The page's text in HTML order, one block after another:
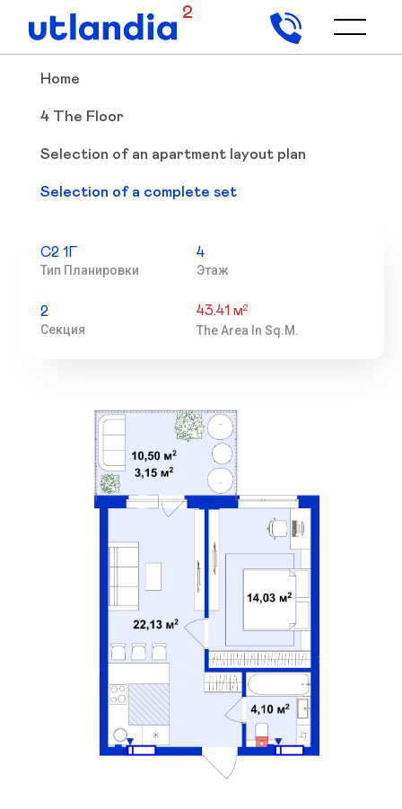
2
Home
4 The Floor
Selection of an apartment layout plan
Selection of a complete set
С2 1Г
Тип Планировки
4
Этаж
2
Секция
43.41 м2
The Area In Sq.m.